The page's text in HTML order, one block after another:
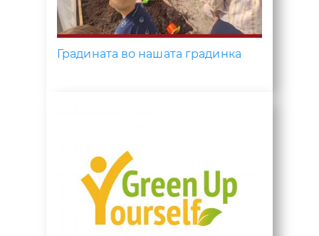
Градината во нашата градинка